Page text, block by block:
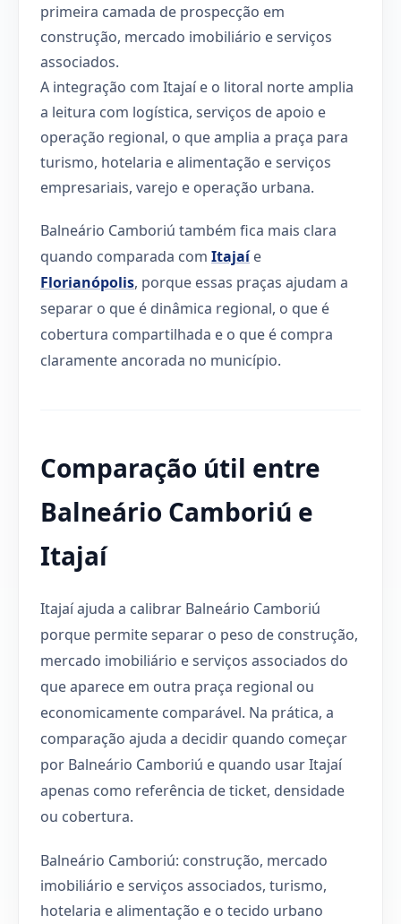
primeira camada de prospecção em
construção, mercado imobiliário e serviços
associados.
A integração com Itajaí e o litoral norte amplia
a leitura com logística, serviços de apoio e
operação regional, o que amplia a praça para
turismo, hotelaria e alimentação e serviços
empresariais, varejo e operação urbana.
Balneário Camboriú também fica mais clara
quando comparada com Itajaíe
Florianópolis, porque essas praças ajudam a
separar o que é dinâmica regional, o que é
cobertura compartilhada e o que é compra
claramente ancorada no município.
Comparação útil entre
Balneário Camboriú e
Itajaí
Itajaí ajuda a calibrar Balneário Camboriú
porque permite separar o peso de construção,
mercado imobiliário e serviços associados do
que aparece em outra praça regional ou
economicamente comparável. Na prática, a
comparação ajuda a decidir quando começar
por Balneário Camboriú e quando usar Itajaí
apenas como referência de ticket, densidade
ou cobertura.
Balneário Camboriú: construção, mercado
imobiliário e serviços associados, turismo,
hotelaria e alimentação e o tecido urbano